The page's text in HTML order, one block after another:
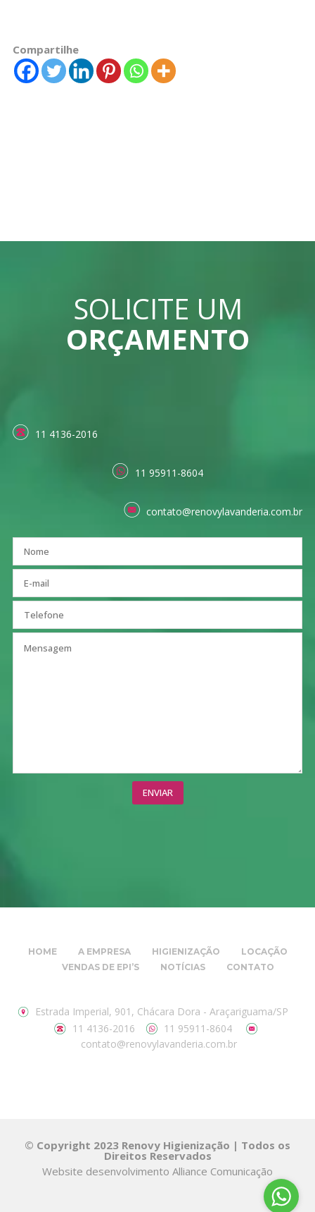
Compartilhe
SOLICITE UM
ORÇAMENTO
11 4136-2016
11 95911-8604
contato@renovylavanderia.com.br
HOME A EMPRESA HIGIENIZAÇÃO
LOCAÇÃO
VENDAS DE EPI’S
NOTÍCIAS CONTATO
Estrada Imperial, 901, Chácara Dora - Araçariguama/SP
11 4136-2016
11 95911-8604
contato@renovylavanderia.com.br
© Copyright 2023 Renovy Higienização | Todos os
Direitos Reservados
Website desenvolvimento Alliance Comunicação